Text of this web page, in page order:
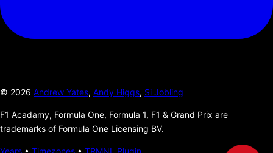
© 2026 Andrew Yates, Andy Higgs, Si Jobling
F1 Acadamy, Formula One, Formula 1, F1 & Grand Prix are
trademarks of Formula One Licensing BV.
Years • Timezones • TRMNL Plugin